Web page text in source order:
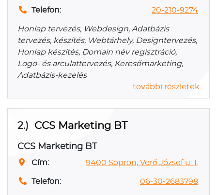
Telefon: 20-210-9274
Honlap tervezés, Webdesign, Adatbázis
tervezés, készítés, Webtárhely, Designtervezés,
Honlap készítés, Domain név regisztráció,
Logo- és arculattervezés, Keresőmarketing,
Adatbázis-kezelés
további részletek
2.) CCS Marketing BT
CCS Marketing BT
Cím: 9400 Sopron, Verő József u. 1.
Telefon: 06-30-2683798